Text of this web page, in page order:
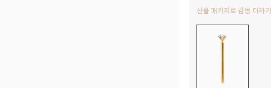
선물 패키지로 감동 더하기